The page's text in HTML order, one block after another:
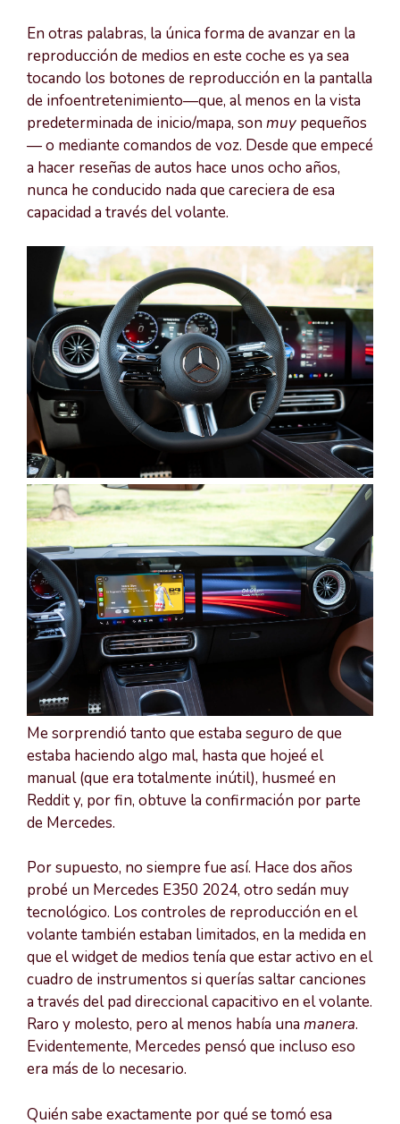
En otras palabras, la única forma de avanzar en la
reproducción de medios en este coche es ya sea
tocando los botones de reproducción en la pantalla
de infoentretenimiento—que, al menos en la vista
predeterminada de inicio/mapa, sonmuy pequeños
— o mediante comandos de voz. Desde que empecé
a hacer reseñas de autos hace unos ocho años,
nunca he conducido nada que careciera de esa
capacidad a través del volante.
Me sorprendió tanto que estaba seguro de que
estaba haciendo algo mal, hasta que hojeé el
manual (que era totalmente inútil), husmeé en
Reddit y, por fin, obtuve la confirmación por parte
de Mercedes.
Por supuesto, no siempre fue así. Hace dos años
probé un Mercedes E350 2024, otro sedán muy
tecnológico. Los controles de reproducción en el
volante también estaban limitados, en la medida en
que el widget de medios tenía que estar activo en el
cuadro de instrumentos si querías saltar canciones
a través del pad direccional capacitivo en el volante.
Raro y molesto, pero al menos había unamanera.
Evidentemente, Mercedes pensó que incluso eso
era más de lo necesario.
Quién sabe exactamente por qué se tomó esa